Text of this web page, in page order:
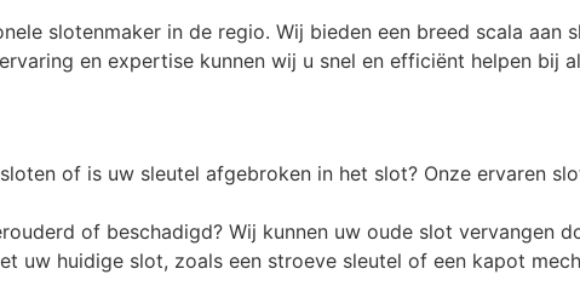
slotenmaker in de regio. Wij bieden een breed scala aan
en expertise kunnen wij u snel en efficiënt helpen bij
of is uw sleutel afgebroken in het slot? Onze ervaren
of beschadigd? Wij kunnen uw oude slot vervangen
uw huidige slot, zoals een stroeve sleutel of een kapot